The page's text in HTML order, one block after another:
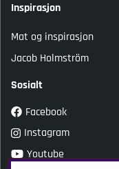
Inspirasjon
Mat og inspirasjon
Jacob Holmström
Sosialt
Facebook
Instagram
Youtube